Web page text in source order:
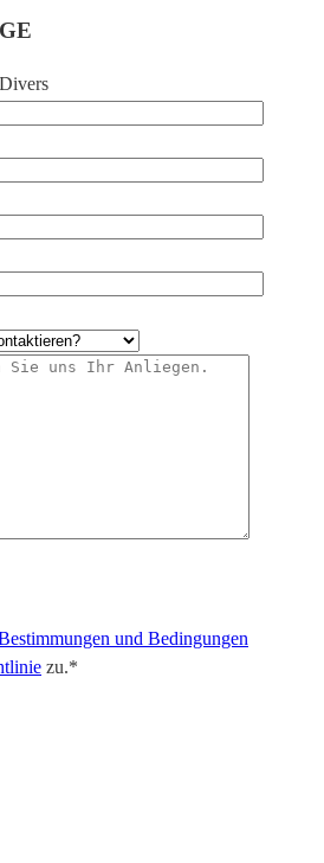
Divers
und Bedingungen
zu.*